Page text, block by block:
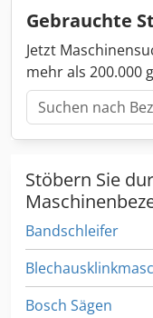
Gebrauchte
Jetzt
mehr als 200.000
Stöbern Sie
Bandschleifer
Bosch Sägen